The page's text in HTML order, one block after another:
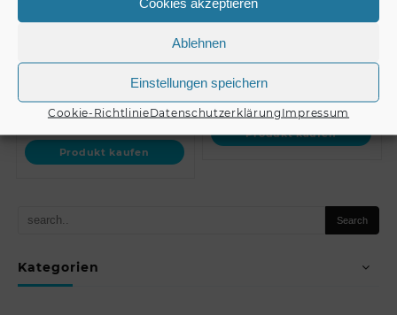
Ablehnen
Einstellungen speichern
Cookie-RichtlinieDatenschutzerklärung Impressum
Kategorien
OMNITRONIC
Wallbracket for PAS-21…
€49,90
Produkt kaufen
Lang (bis 25kg nach
BGV C1, 12-fach)
€4,99
Produkt kaufen